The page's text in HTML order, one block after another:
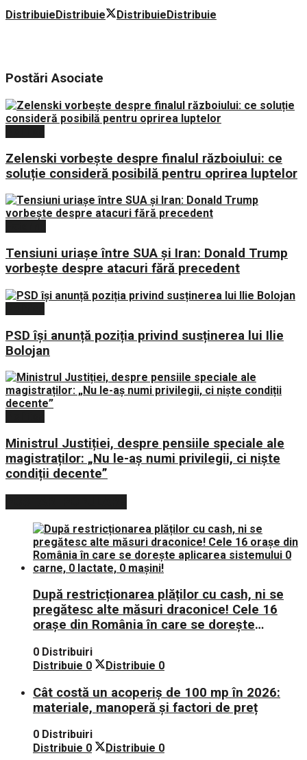
DistribuieDistribuie DistribuieDistribuie
PostăriAsociate
Zelenski vorbește despre finalul războiului: ce
soluție consideră posibilă pentru oprirea luptelor
Tensiuni uriașe între SUA și Iran: Donald Trump
vorbește despre atacuri fără precedent
PSD își anunță poziția privind susținerea lui Ilie
Bolojan
Ministrul Justiției, despre pensiile speciale ale
magistraților: „Nu le-aș numi privilegii, ci niște
condiții decente”
După restricționarea plăților cu cash, ni se
pregătesc alte măsuri draconice! Cele 16
orașe din România în care se dorește
mașini!
0 Distribuiri
Distribuie 0 Distribuie 0
Cât costă un acoperiș de 100 mp în 2026:
materiale, manoperă și factori de preț
0 Distribuiri
Distribuie 0 Distribuie 0